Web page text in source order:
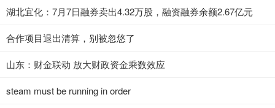
湖北宜化：7月7日融券卖出4.32万股，融资融券余额2.67亿元
合作项目退出清算，别被忽悠了
山东：财金联动 放大财政资金乘数效应
steam must be running in order